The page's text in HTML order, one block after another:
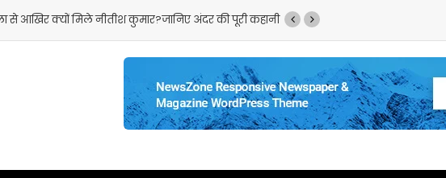
से आखिर क्यों मिले नीतीश कुमार?जानिए अंदर की पूरी कहानी बांकीपुर सीट पर